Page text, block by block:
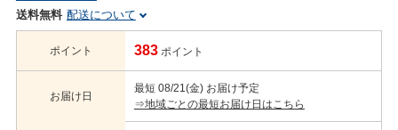
送料無料 配送について
ポイント 383 ポイント
お届け日
最短 08/21(金) お届け予定
⇒地域ごとの最短お届け日はこちら